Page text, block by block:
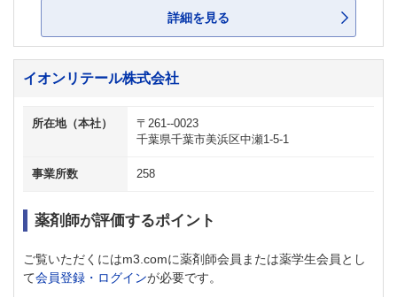
詳細を見る
イオンリテール株式会社
所在地（本社）
〒261--0023
千葉県千葉市美浜区中瀬1-5-1
事業所数 258
薬剤師が評価するポイント
ご覧いただくにはm3.comに薬剤師会員または薬学生会員とし
て会員登録・ログインが必要です。